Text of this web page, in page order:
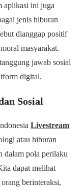
aplikasi ini juga
jenis hiburan
dianggap positif
masyarakat.
jawab sosial
digital.
Sosial
Livestream
atau hiburan
dalam pola perilaku
dapat melihat
berinteraksi,